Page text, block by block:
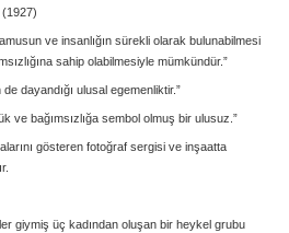
ve insanlığın sürekli olarak bulunabilmesi
sahip olabilmesiyle mümkündür.”
dayandığı ulusal egemenliktir.”
ve bağımsızlığa sembol olmuş bir ulusuz.”
gösteren fotoğraf sergisi ve inşaatta
giymiş üç kadından oluşan bir heykel grubu